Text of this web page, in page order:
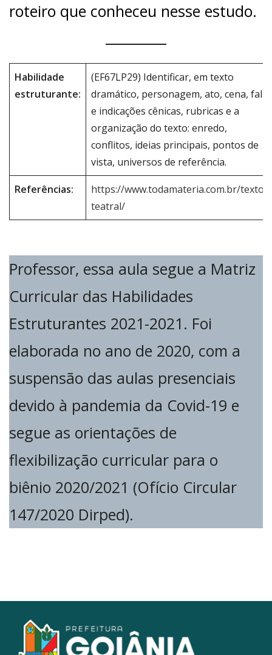
roteiro que conheceu nesse estudo.
Habilidade
estruturante:
(EF67LP29) Identificar, em texto
dramático, personagem, ato, cena, fala
e indicações cênicas, rubricas e a
organização do texto: enredo,
conflitos, ideias principais, pontos de
vista, universos de referência.
Referências:
https://www.todamateria.com.br/texto-
teatral/
Professor, essa aula segue a Matriz
Curricular das Habilidades
Estruturantes 2021-2021. Foi
elaborada no ano de 2020, com a
suspensão das aulas presenciais
devido à pandemia da Covid-19 e
segue as orientações de
flexibilização curricular para o
biênio 2020/2021 (Ofício Circular
147/2020 Dirped).